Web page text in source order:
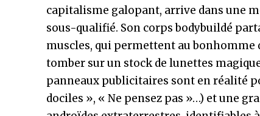
capitalisme galopant, arrive dans une
sous-qualifié. Son corps bodybuildé
muscles, qui permettent au bonhomme
tomber sur un stock de lunettes
panneaux publicitaires sont en réalité
dociles », « Ne pensez pas »…) et une